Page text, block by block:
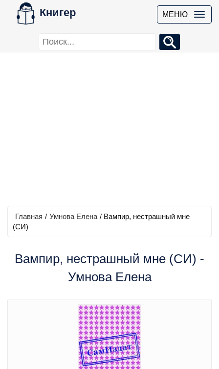
Книгер МЕНЮ
Главная / Умнова Елена / Вампир, нестрашный мне
(СИ)
Вампир, нестрашный мне (СИ) -
Умнова Елена